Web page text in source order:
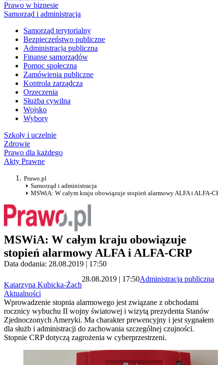
Prawo w biznesie
Samorząd i administracja
Samorząd terytorialny
Bezpieczeństwo publiczne
Administracja publiczna
Finanse samorządów
Pomoc społeczna
Zamówienia publiczne
Kontrola zarządcza
Orzeczenia
Służba cywilna
Wojsko
Wybory
Szkoły i uczelnie
Zdrowie
Prawo dla każdego
Akty Prawne
Prawo.pl
Samorząd i administracja
MSWiA: W całym kraju obowiązuje stopień alarmowy ALFA i ALFA-
MSWiA: W całym kraju obowiązuje
stopień alarmowy ALFA i ALFA-CRP
Data dodania: 28.08.2019 | 17:50
Katarzyna Kubicka-Żach
28.08.2019 | 17:50Administracja publiczna
Aktualności
Wprowadzenie stopnia alarmowego jest związane z obchodami
rocznicy wybuchu II wojny światowej i wizytą prezydenta Stanów
Zjednoczonych Ameryki. Ma charakter prewencyjny i jest sygnałem
dla służb i administracji do zachowania szczególnej czujności.
Stopnie CRP dotyczą zagrożenia w cyberprzestrzeni.